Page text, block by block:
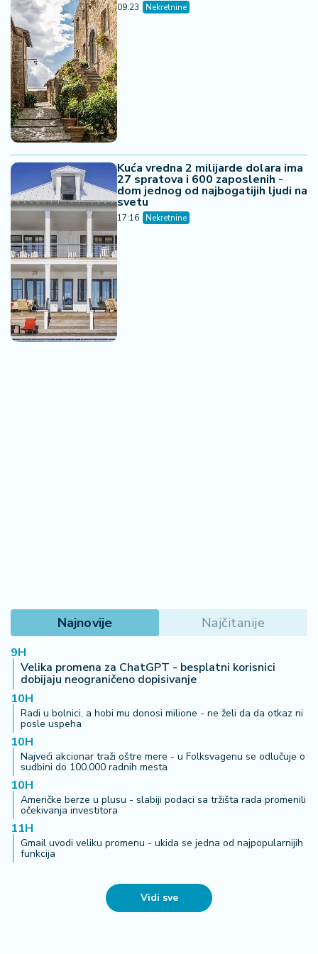
09:23 Nekretnine
Kuća vredna 2 milijarde dolara ima
27 spratova i 600 zaposlenih -
dom jednog od najbogatijih ljudi na
svetu
17:16 Nekretnine
Najnovije Najčitanije
9H
Velika promena za ChatGPT - besplatni korisnici
dobijaju neograničeno dopisivanje
10H
Radi u bolnici, a hobi mu donosi milione - ne želi da da otkaz ni
posle uspeha
10H
Najveći akcionar traži oštre mere - u Folksvagenu se odlučuje o
sudbini do 100.000 radnih mesta
10H
Američke berze u plusu - slabiji podaci sa tržišta rada promenili
očekivanja investitora
11H
Gmail uvodi veliku promenu - ukida se jedna od najpopularnijih
funkcija
Vidi sve